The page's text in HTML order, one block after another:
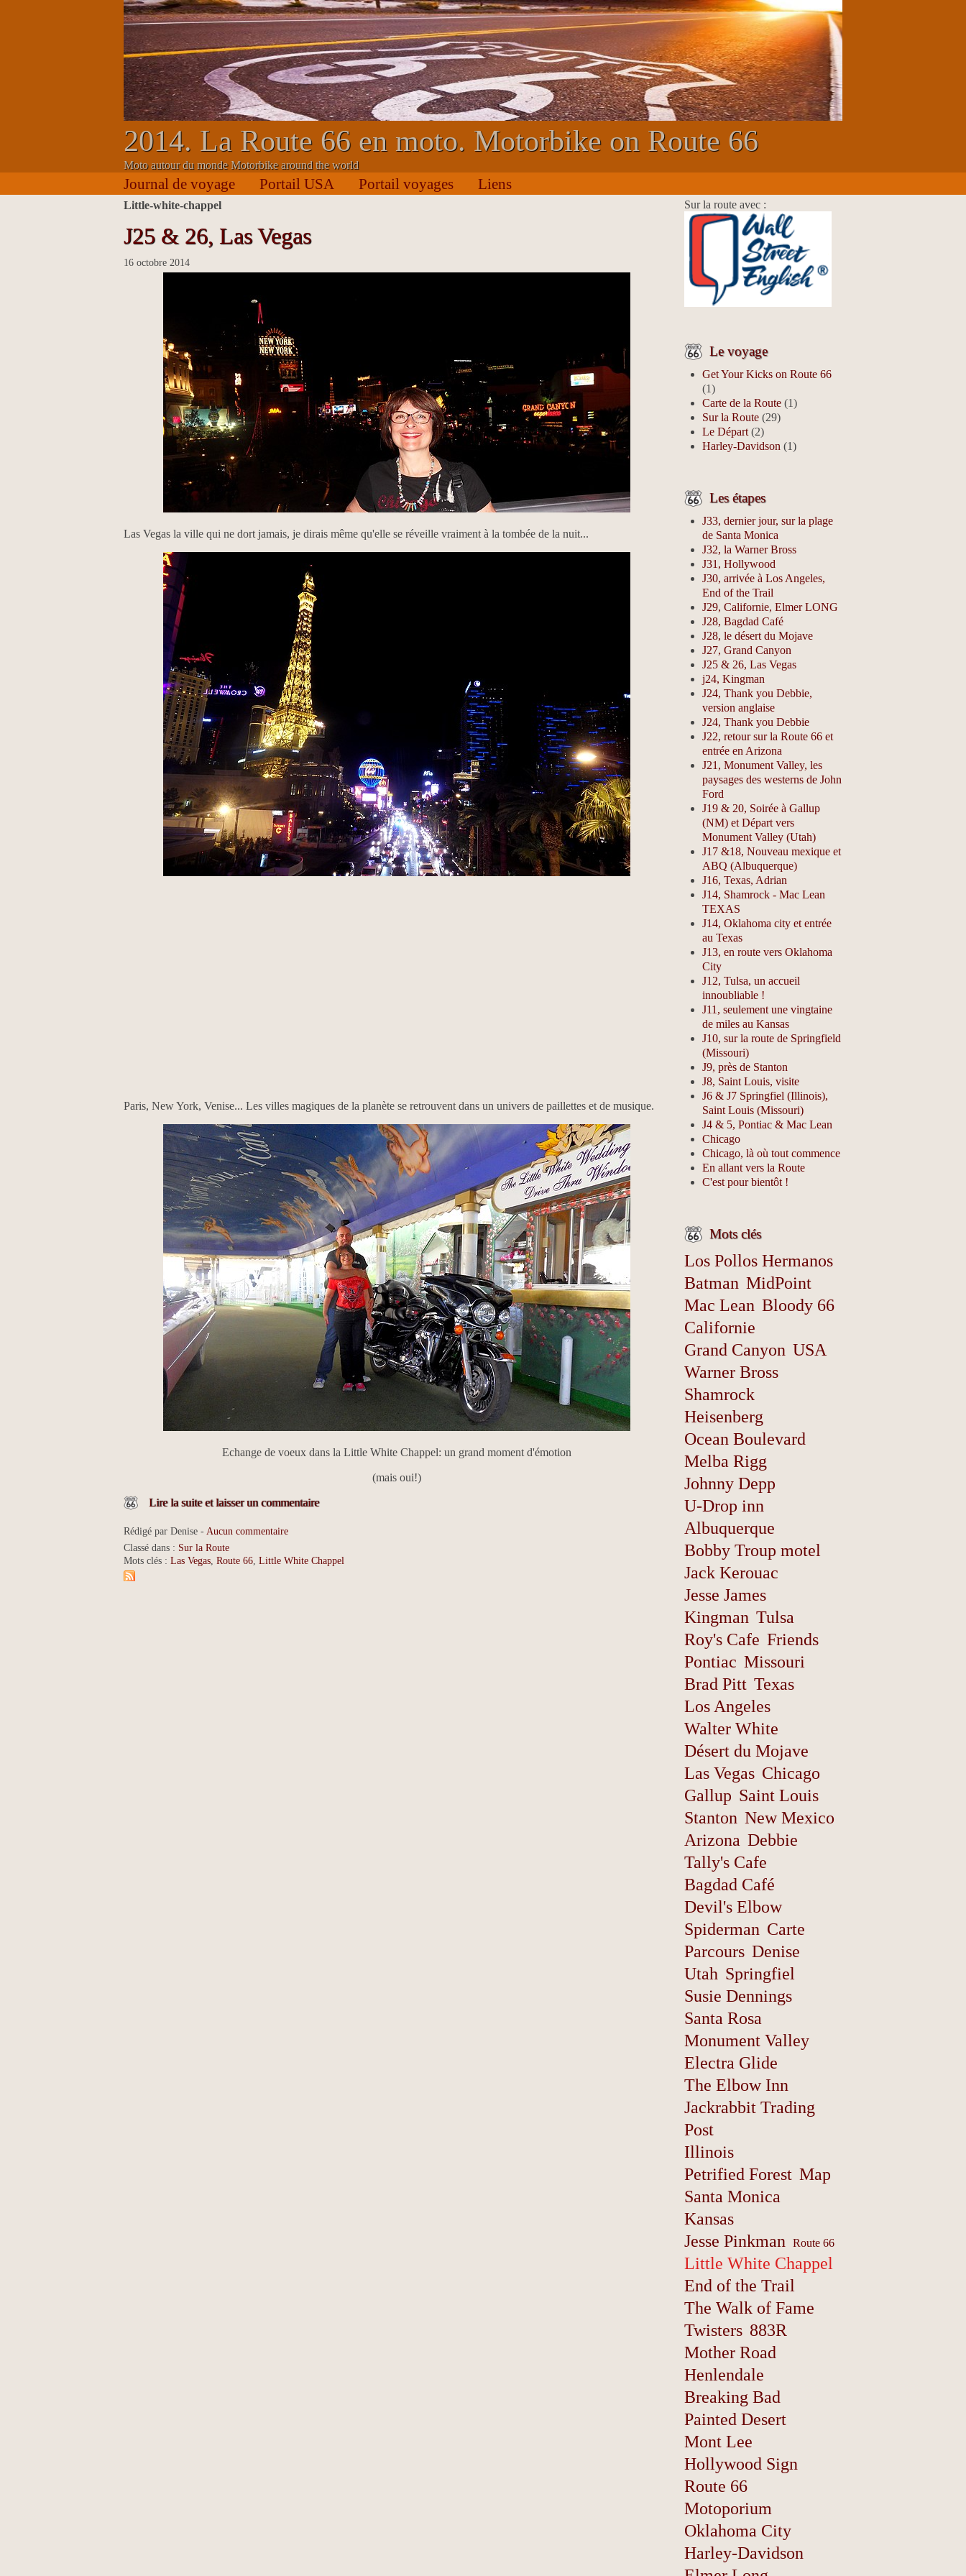
2014. La Route 66 en moto. Motorbike on Route 66
Moto autour du monde Motorbike around the world
Journal de voyage Portail USA Portail voyages Liens
little-white-chappel
J25 & 26, Las Vegas
16 octobre 2014
Las Vegas la ville qui ne dort jamais, je dirais même qu'elle se réveille vraiment à la tombée de la nuit...
Paris, New York, Venise... Les villes magiques de la planète se retrouvent dans un univers de paillettes et de musique.
Echange de voeux dans la Little White Chappel: un grand moment d'émotion
(mais oui!)
Lire la suite et laisser un commentaire
Rédigé par Denise - Aucun commentaire
Classé dans : Sur la Route
Mots clés : Las Vegas Route 66 Little White Chappel
Sur la route avec :
Le voyage
Get Your Kicks on Route 66
(1)
Carte de la Route (1)
Sur la Route (29)
Le Départ (2)
Harley-Davidson (1)
Les étapes
J33, dernier jour, sur la plage
de Santa Monica
J32, la Warner Bross
J31, Hollywood
J30, arrivée à Los Angeles,
End of the Trail
J29, Californie, Elmer LONG
J28, Bagdad Café
J28, le désert du Mojave
J27, Grand Canyon
J25 & 26, Las Vegas
j24, Kingman
J24, Thank you Debbie,
version anglaise
J24, Thank you Debbie
J22, retour sur la Route 66 et
entrée en Arizona
J21, Monument Valley, les
paysages des westerns de John
Ford
J19 & 20, Soirée à Gallup
(NM) et Départ vers
Monument Valley (Utah)
J17 &18, Nouveau mexique et
ABQ (Albuquerque)
J16, Texas, Adrian
J14, Shamrock - Mac Lean
TEXAS
J14, Oklahoma city et entrée
au Texas
J13, en route vers Oklahoma
City
J12, Tulsa, un accueil
innoubliable !
J11, seulement une vingtaine
de miles au Kansas
J10, sur la route de Springfield
(Missouri)
J9, près de Stanton
J8, Saint Louis, visite
J6 & J7 Springfiel (Illinois),
Saint Louis (Missouri)
J4 & 5, Pontiac & Mac Lean
Chicago
Chicago, là où tout commence
En allant vers la Route
C'est pour bientôt !
Mots clés
Los Pollos Hermanos
Batman MidPoint
Mac Lean Bloody 66
Californie
Grand Canyon USA
Warner Bross
Shamrock
Heisenberg
Ocean Boulevard
Melba Rigg
Johnny Depp
U-Drop inn
Albuquerque
Bobby Troup motel
Jack Kerouac
Jesse James
Kingman Tulsa
Roy's Cafe Friends
Pontiac Missouri
Brad Pitt Texas
Los Angeles
Walter White
Désert du Mojave
Las Vegas Chicago
Gallup Saint Louis
Stanton New Mexico
Arizona Debbie
Tally's Cafe
Bagdad Café
Devil's Elbow
Spiderman Carte
Parcours Denise
Utah Springfiel
Susie Dennings
Santa Rosa
Monument Valley
Electra Glide
The Elbow Inn
Jackrabbit Trading
Post
Illinois
Petrified Forest Map
Santa Monica
Kansas
Jesse Pinkman
Route 66
Little White Chappel
End of the Trail
The Walk of Fame
Twisters 883R
Mother Road
Henlendale
Breaking Bad
Painted Desert
Mont Lee
Hollywood Sign
Route 66
Motoporium
Oklahoma City
Harley-Davidson